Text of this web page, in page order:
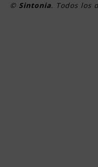
© Sintonia. Todos los